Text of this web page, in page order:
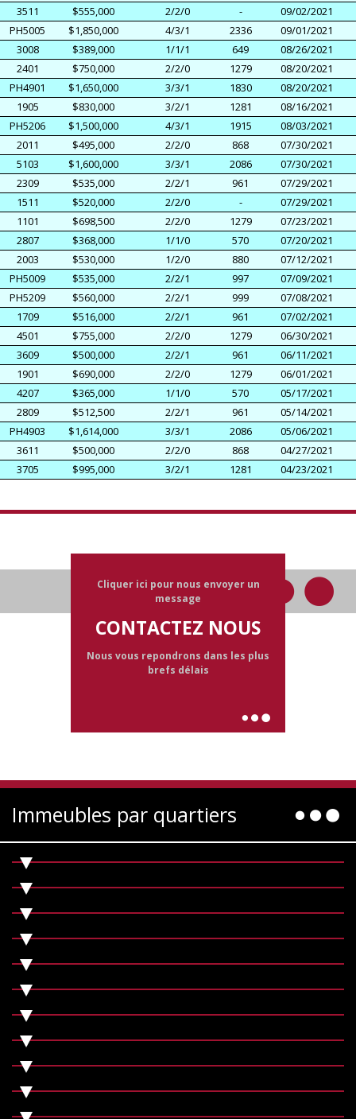
3511
$555,000 2/2/0 -
09/02/2021
PH5005
$1,850,000 4/3/1 2336
09/01/2021
3008
$389,000 1/1/1 649
08/26/2021
2401
$750,000 2/2/0 1279
08/20/2021
PH4901
$1,650,000 3/3/1 1830
08/20/2021
1905
$830,000 3/2/1 1281
08/16/2021
PH5206
$1,500,000 4/3/1 1915
08/03/2021
2011
$495,000 2/2/0 868
07/30/2021
5103
$1,600,000 3/3/1 2086
07/30/2021
2309
$535,000 2/2/1 961
07/29/2021
1511
$520,000 2/2/0 -
07/29/2021
1101
$698,500 2/2/0 1279
07/23/2021
2807
$368,000 1/1/0 570
07/20/2021
2003
$530,000 1/2/0 880
07/12/2021
PH5009
$535,000 2/2/1 997
07/09/2021
PH5209
$560,000 2/2/1 999
07/08/2021
1709
$516,000 2/2/1 961
07/02/2021
4501
$755,000 2/2/0 1279
06/30/2021
3609
$500,000 2/2/1 961
06/11/2021
1901
$690,000 2/2/0 1279
06/01/2021
4207
$365,000 1/1/0 570
05/17/2021
2809
$512,500 2/2/1 961
05/14/2021
PH4903
$1,614,000 3/3/1 2086
05/06/2021
3611
$500,000 2/2/0 868
04/27/2021
3705
$995,000 3/2/1 1281 04/23/2021
Cliquer ici pour nous envoyer un
message
CONTACTEZ NOUS
Nous vous repondrons dans les plus
brefs délais
Immeubles par quartiers